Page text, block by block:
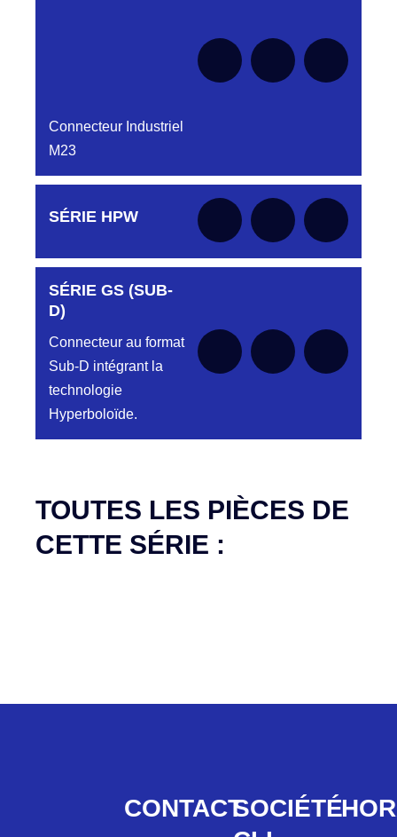
Connecteur Industriel
M23
Aucune pièce disponible pour cette série pour
le moment
SÉRIE HPW
Aucune pièce disponible pour cette série pour
SÉRIE GS (SUB-
D)
Connecteur au format
Sub-D intégrant la
technologie
Hyperboloïde.
TOUTES LES PIÈCES DE
CETTE SÉRIE :
CONTACTSOCIÉTÉ